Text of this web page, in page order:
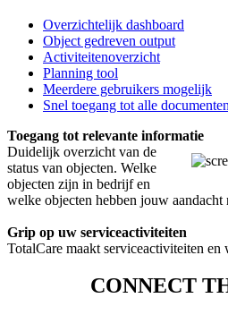
Overzichtelijk dashboard
Object gedreven output
Activiteitenoverzicht
Planning tool
Meerdere gebruikers mogelijk
Snel toegang tot alle documenten
Toegang tot relevante informatie
Duidelijk overzicht van de
status van objecten. Welke
objecten zijn in bedrijf en
welke objecten hebben jouw aandacht
Grip op uw serviceactiviteiten
TotalCare maakt serviceactiviteiten en
CONNECT